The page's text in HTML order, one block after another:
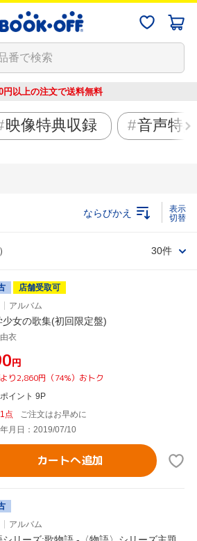
円以上の注文で送料無料
映像特典収録 音声特
ならびかえ
30件
店舗受取可
アルバム
少女の歌集(初回限定盤)
衣
円
り2,860円（74%）おトク
イント 9P
点
ご注文はお早めに
月日：2019/07/10
カートへ追加
アルバム